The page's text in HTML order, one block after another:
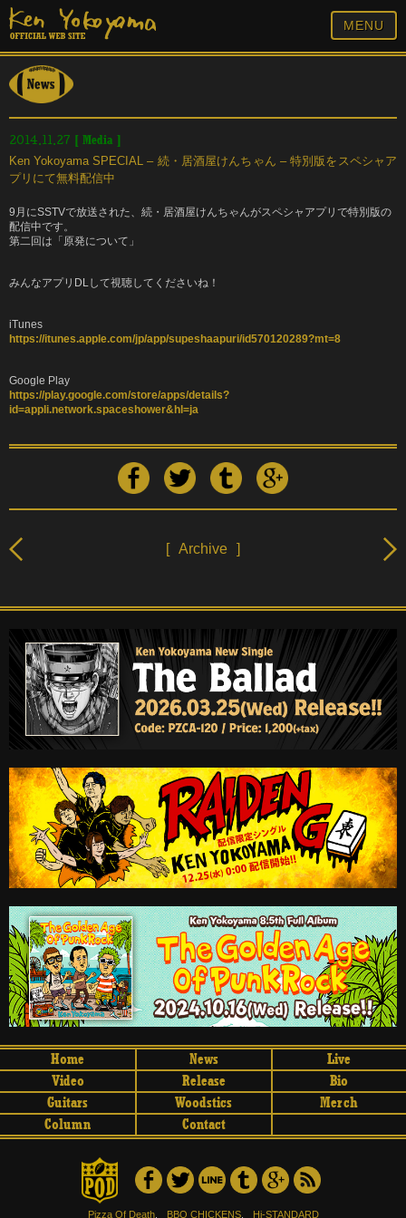
MENU
2014.11.27 [ Media ]
Ken Yokoyama SPECIAL – 続・居酒屋けんちゃん – 特別版をスペシャア
プリにて無料配信中
9月にSSTVで放送された、続・居酒屋けんちゃんがスペシャアプリで特別版の
配信中です。
第二回は「原発について」
みんなアプリDLして視聴してくださいね！
iTunes
https://itunes.apple.com/jp/app/supeshaapuri/id570120289?mt=8
Google Play
https://play.google.com/store/apps/details?
id=appli.network.spaceshower&hl=ja
[ Archive ]
Home News
Live
Video
Release
Bio
Guitars
Woodstics
Merch
Column
Contact
Pizza Of Death, BBQ CHICKENS, Hi-STANDARD